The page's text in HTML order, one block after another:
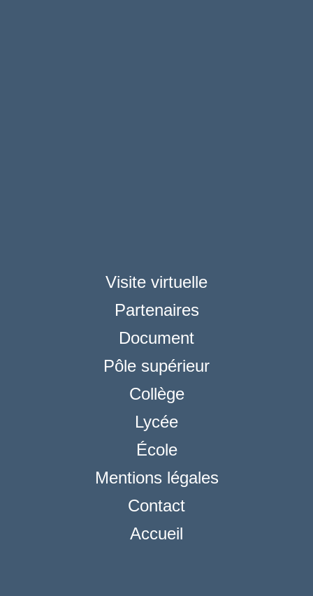
Visite virtuelle
Partenaires
Document
Pôle supérieur
Collège
Lycée
École
Mentions légales
Contact
Accueil